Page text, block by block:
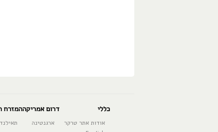
כללי
אודות אתר טרקר
דרום אמריקה
ארגנטינה
המזרח
תאילנד